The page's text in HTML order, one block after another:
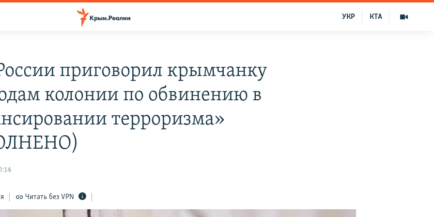
КТА
УКР
приговорил крымчанку
колонии по обвинению в
терроризма»
Читать без VPN